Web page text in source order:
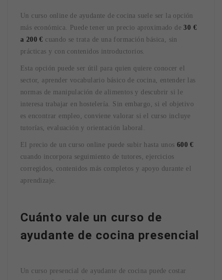
Un curso online de ayudante de cocina suele ser la opción
más económica. Puede tener un precio aproximado de30 €
a 200 € cuando se trata de una formación básica, sin
prácticas y con contenidos introductorios.
Esta opción puede ser útil para quien quiere conocer el
sector, aprender vocabulario básico de cocina, entender las
normas de manipulación de alimentos y descubrir si le
interesa trabajar en hostelería. Sin embargo, si el objetivo
es encontrar empleo, conviene valorar si el curso incluye
tutorías, evaluación y orientación laboral.
El precio de un curso online puede subir hasta unos 600 €
cuando incorpora seguimiento de tutores, ejercicios
corregidos, contenidos más completos y apoyo durante el
aprendizaje.
Cuánto vale un curso de
ayudante de cocina presencial
Un curso presencial de ayudante de cocina puede costar